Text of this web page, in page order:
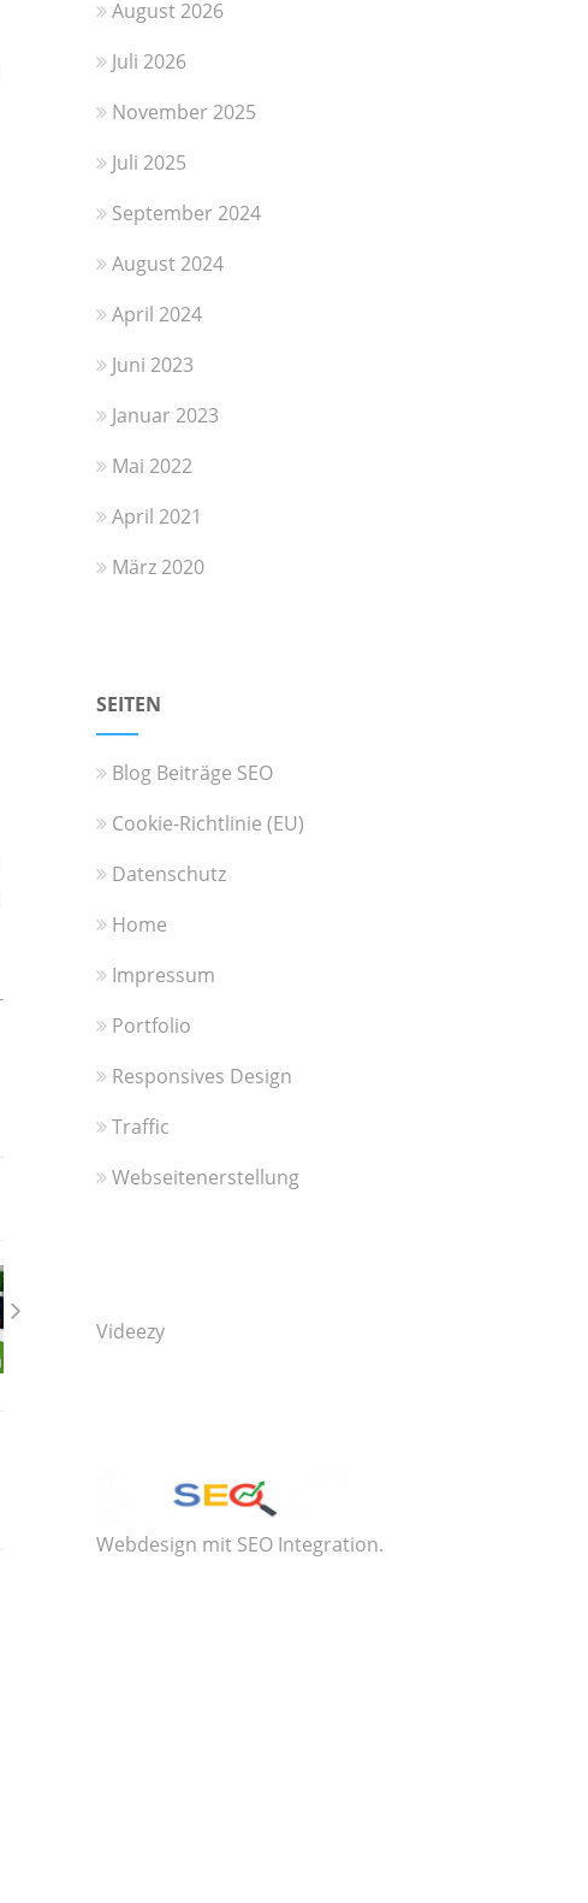
August 2026
Juli 2026
November 2025
Juli 2025
September 2024
August 2024
April 2024
Juni 2023
Januar 2023
Mai 2022
April 2021
März 2020
SEITEN
Blog Beiträge SEO
Cookie-Richtlinie (EU)
Datenschutz
Home
Impressum
Portfolio
Responsives Design
Traffic
Webseitenerstellung
Videezy
Webdesign mit SEO Integration.